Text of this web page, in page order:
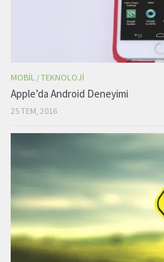
MOBIL /TEKNOLOJI
Apple’da Android Deneyimi
25 TEM, 2016